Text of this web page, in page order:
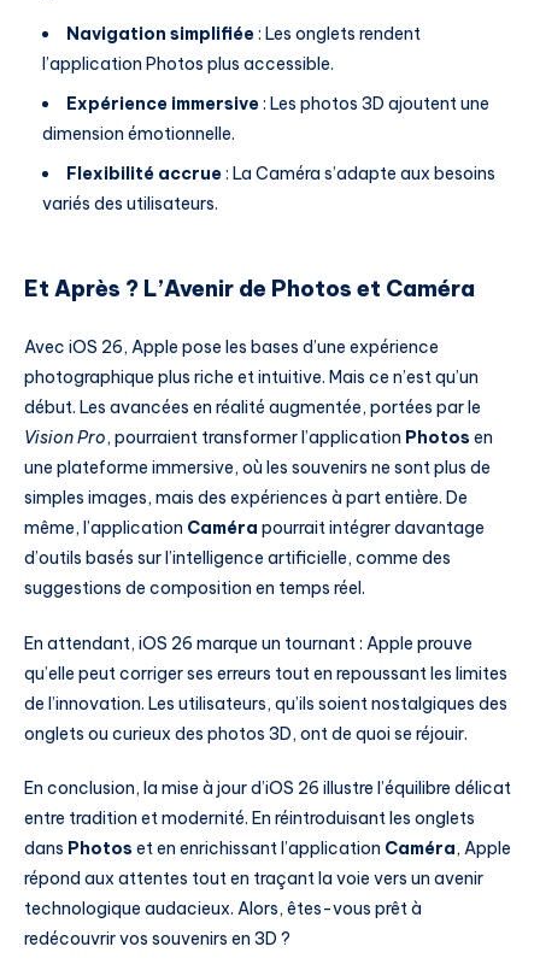
Navigation simplifiée: Les onglets rendent
l’application Photos plus accessible.
Expérience immersive: Les photos 3D ajoutent une
dimension émotionnelle.
Flexibilité accrue: La Caméra s’adapte aux besoins
variés des utilisateurs.
Et Après ? L’Avenir de Photos et Caméra
Avec iOS 26, Apple pose les bases d’une expérience
photographique plus riche et intuitive. Mais ce n’est qu’un
début. Les avancées en réalité augmentée, portées par le
Vision Pro, pourraient transformer l’application Photos en
une plateforme immersive, où les souvenirs ne sont plus de
simples images, mais des expériences à part entière. De
même, l’application Caméra pourrait intégrer davantage
d’outils basés sur l’intelligence artificielle, comme des
suggestions de composition en temps réel.
En attendant, iOS 26 marque un tournant : Apple prouve
qu’elle peut corriger ses erreurs tout en repoussant les limites
de l’innovation. Les utilisateurs, qu’ils soient nostalgiques des
onglets ou curieux des photos 3D, ont de quoi se réjouir.
En conclusion, la mise à jour d’iOS 26 illustre l’équilibre délicat
entre tradition et modernité. En réintroduisant les onglets
dans Photos et en enrichissant l’application Caméra, Apple
répond aux attentes tout en traçant la voie vers un avenir
technologique audacieux. Alors, êtes-vous prêt à
redécouvrir vos souvenirs en 3D ?